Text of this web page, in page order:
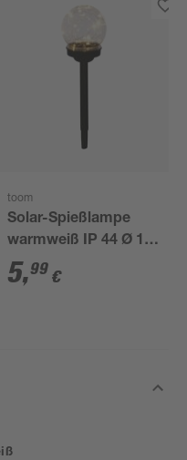
toom
Solar-Spießlampe
warmweiß IP 44 Ø 10
x 39 cm
5,99 €